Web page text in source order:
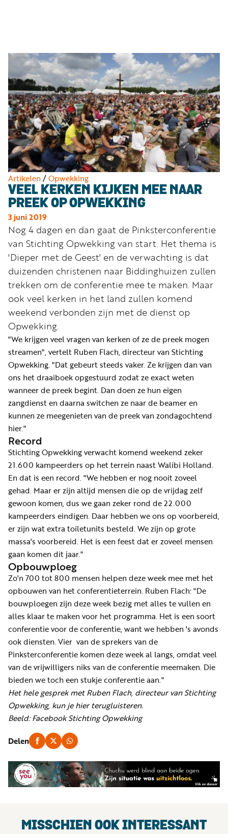
Artikelen/Opwekking
VEEL KERKEN KIJKEN MEE NAAR
PREEK OP OPWEKKING
3 juni 2019
Nog 4 dagen en dan gaat de Pinksterconferentie
van Stichting Opwekking van start. Het thema is
'Dieper met de Geest' en de verwachting is dat
duizenden christenen naar Biddinghuizen zullen
trekken om de conferentie mee te maken. Maar
ook veel kerken in het land zullen komend
weekend verbonden zijn met de dienst op
Opwekking.
"We krijgen veel vragen van kerken of ze de preek mogen
streamen", vertelt Ruben Flach, directeur van Stichting
Opwekking. "Dat gebeurt steeds vaker. Ze krijgen dan van
ons het draaiboek opgestuurd zodat ze exact weten
wanneer de preek begint. Dan doen ze hun eigen
zangdienst en daarna switchen ze naar de beamer en
kunnen ze meegenieten van de preek van zondagochtend
hier."
Record
Stichting Opwekking verwacht komend weekend zeker
21.600 kampeerders op het terrein naast Walibi Holland.
En dat is een record. "We hebben er nog nooit zoveel
gehad. Maar er zijn altijd mensen die op de vrijdag zelf
gewoon komen, dus we gaan zeker rond de 22.000
kampeerders eindigen. Daar hebben we ons op voorbereid,
er zijn wat extra toiletunits besteld. We zijn op grote
massa's voorbereid. Het is een feest dat er zoveel mensen
gaan komen dit jaar."
Opbouwploeg
Zo'n 700 tot 800 mensen helpen deze week mee met het
opbouwen van het conferentieterrein. Ruben Flach: "De
bouwploegen zijn deze week bezig met alles te vullen en
alles klaar te maken voor het programma. Het is een soort
conferentie voor de conferentie, want we hebben 's avonds
ook diensten. Vier van de sprekers van de
Pinksterconferentie komen deze week al langs, omdat veel
van de vrijwilligers niks van de conferentie meemaken. Die
bieden we toch een stukje conferentie aan."
Het hele gesprek met Ruben Flach, directeur van Stichting
Opwekking, kun je hier terugluisteren.
Beeld: Facebook Stichting Opwekking
Delen
MISSCHIEN OOK INTERESSANT
Podcasts
Muziek
Artikelen
Kanalen
Steun
onze
missie
Info
Word
nu
vriend
Businessclub
Adverteren
Winkel
Privacy
reglement
Algemene
voorwaarden